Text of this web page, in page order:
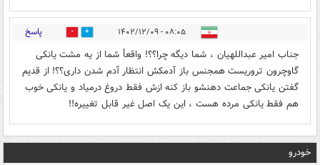
۰۸:۰۵ - ۱۴۰۲/۱۲/۰۹ 0 پاسخ
جناب امیر عبداللهیان ، شما دیگه چرا؟؟! واقعأ شما از یه مشت یانکی
گاوچرون تروريست همجنس باز آدمکش انتظار آدم شدن داری؟؟! از قدیم
گفتن یانکی جماعت دهنشو باز کنه ازش فقط دروغ درمیاد و یانکی خوب
هم فقط یانکی مرده هست ، این یک اصل غیر قابل تغییره!!
خودرو